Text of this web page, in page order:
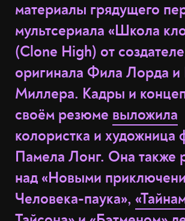
материалы грядущего
мультсериала «Школа
(Clone High) от
оригинала Фила Лорда и
Миллера. Кадры и
своём резюме выложила
колористка и художница
Памела Лонг. Она также
над «Новыми
Человека-паука»,